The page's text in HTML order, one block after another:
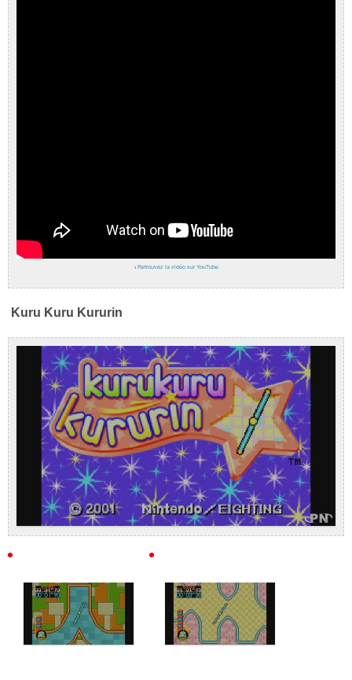
› Retrouvez la vidéo sur YouTube
Kuru Kuru Kururin